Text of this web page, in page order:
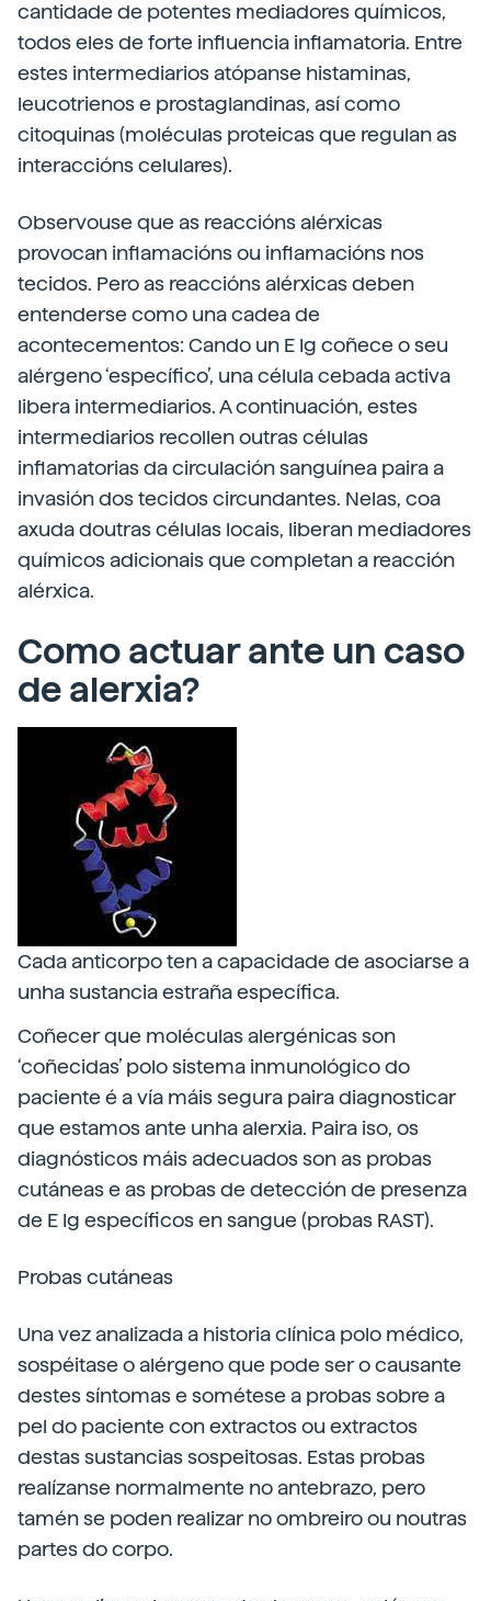
cantidade de potentes mediadores químicos,
todos eles de forte influencia inflamatoria. Entre
estes intermediarios atópanse histaminas,
leucotrienos e prostaglandinas, así como
citoquinas (moléculas proteicas que regulan as
interaccións celulares).
Observouse que as reaccións alérxicas
provocan inflamacións ou inflamacións nos
tecidos. Pero as reaccións alérxicas deben
entenderse como una cadea de
acontecementos: Cando un E Ig coñece o seu
alérgeno ‘específico’, una célula cebada activa
libera intermediarios. A continuación, estes
intermediarios recollen outras células
inflamatorias da circulación sanguínea paira a
invasión dos tecidos circundantes. Nelas, coa
axuda doutras células locais, liberan mediadores
químicos adicionais que completan a reacción
alérxica.
Como actuar ante un caso
de alerxia?
Cada anticorpo ten a capacidade de asociarse a
unha sustancia estraña específica.
Coñecer que moléculas alergénicas son
‘coñecidas’ polo sistema inmunológico do
paciente é a vía máis segura paira diagnosticar
que estamos ante unha alerxia. Paira iso, os
diagnósticos máis adecuados son as probas
cutáneas e as probas de detección de presenza
de E Ig específicos en sangue (probas RAST).
Probas cutáneas
Una vez analizada a historia clínica polo médico,
sospéitase o alérgeno que pode ser o causante
destes síntomas e sométese a probas sobre a
pel do paciente con extractos ou extractos
destas sustancias sospeitosas. Estas probas
realízanse normalmente no antebrazo, pero
tamén se poden realizar no ombreiro ou noutras
partes do corpo.